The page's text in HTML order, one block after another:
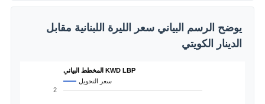
يوضح الرسم البياني سعر الليرة اللبنانية مقابل
الدينار الكويتي
المخطط البياني KWD LBP
سعر التحويل
2